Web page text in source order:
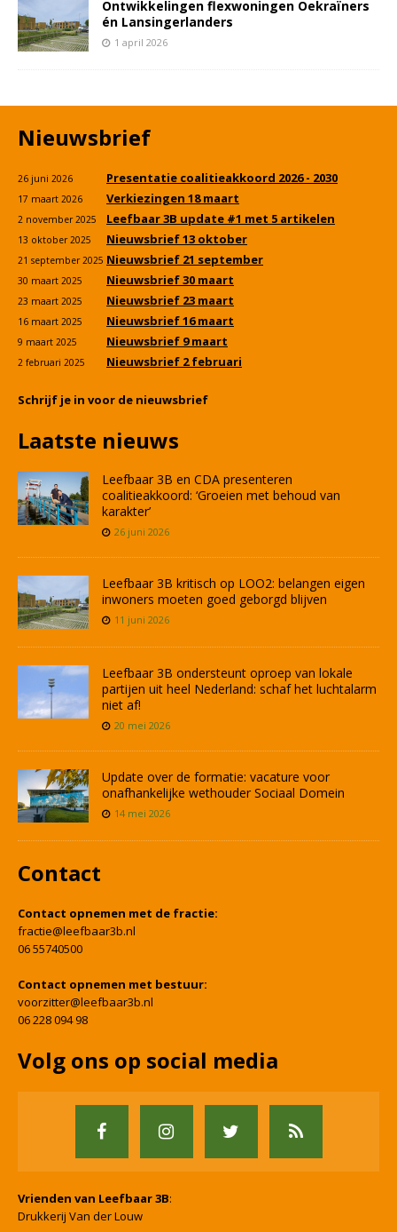
Ontwikkelingen flexwoningen Oekraïners
én Lansingerlanders
1 april 2026
Nieuwsbrief
26 juni 2026 Presentatie coalitieakkoord 2026 - 2030
17 maart 2026 Verkiezingen 18 maart
2 november 2025 Leefbaar 3B update #1 met 5 artikelen
13 oktober 2025 Nieuwsbrief 13 oktober
21 september 2025 Nieuwsbrief 21 september
30 maart 2025 Nieuwsbrief 30 maart
23 maart 2025 Nieuwsbrief 23 maart
16 maart 2025 Nieuwsbrief 16 maart
9 maart 2025 Nieuwsbrief 9 maart
2 februari 2025 Nieuwsbrief 2 februari
Schrijf je in voor de nieuwsbrief
Laatste nieuws
Leefbaar 3B en CDA presenteren
coalitieakkoord: ‘Groeien met behoud van
karakter’
26 juni 2026
Leefbaar 3B kritisch op LOO2: belangen eigen
inwoners moeten goed geborgd blijven
11 juni 2026
Leefbaar 3B ondersteunt oproep van lokale
partijen uit heel Nederland: schaf het luchtalarm
niet af!
20 mei 2026
Update over de formatie: vacature voor
onafhankelijke wethouder Sociaal Domein
14 mei 2026
Contact
Contact opnemen met de fractie:
fractie@leefbaar3b.nl
06 55740500
Contact opnemen met bestuur:
voorzitter@leefbaar3b.nl
06 228 094 98
Volg ons op social media
Vrienden van Leefbaar 3B:
Drukkerij Van der Louw